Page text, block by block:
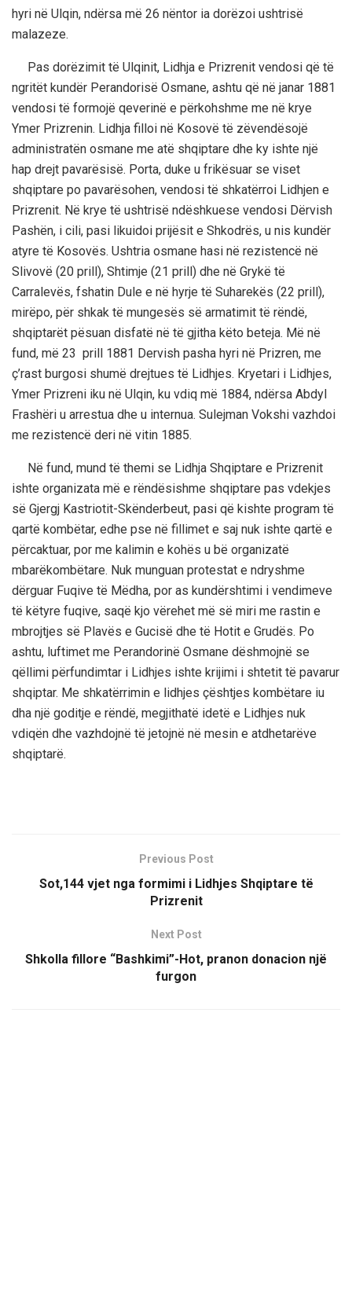
hyri në Ulqin, ndërsa më 26 nëntor ia dorëzoi ushtrisë
malazeze.
Pas dorëzimit të Ulqinit, Lidhja e Prizrenit vendosi që të
ngritët kundër Perandorisë Osmane, ashtu që në janar 1881
vendosi të formojë qeverinë e përkohshme me në krye
Ymer Prizrenin. Lidhja filloi në Kosovë të zëvendësojë
administratën osmane me atë shqiptare dhe ky ishte një
hap drejt pavarësisë. Porta, duke u frikësuar se viset
shqiptare po pavarësohen, vendosi të shkatërroi Lidhjen e
Prizrenit. Në krye të ushtrisë ndëshkuese vendosi Dërvish
Pashën, i cili, pasi likuidoi prijësit e Shkodrës, u nis kundër
atyre të Kosovës. Ushtria osmane hasi në rezistencë në
Slivovë (20 prill), Shtimje (21 prill) dhe në Grykë të
Carralevës, fshatin Dule e në hyrje të Suharekës (22 prill),
mirëpo, për shkak të mungesës së armatimit të rëndë,
shqiptarët pësuan disfatë në të gjitha këto beteja. Më në
fund, më 23 prill 1881 Dervish pasha hyri në Prizren, me
ç’rast burgosi shumë drejtues të Lidhjes. Kryetari i Lidhjes,
Ymer Prizreni iku në Ulqin, ku vdiq më 1884, ndërsa Abdyl
Frashëri u arrestua dhe u internua. Sulejman Vokshi vazhdoi
me rezistencë deri në vitin 1885.
Në fund, mund të themi se Lidhja Shqiptare e Prizrenit
ishte organizata më e rëndësishme shqiptare pas vdekjes
së Gjergj Kastriotit-Skënderbeut, pasi që kishte program të
qartë kombëtar, edhe pse në fillimet e saj nuk ishte qartë e
përcaktuar, por me kalimin e kohës u bë organizatë
mbarëkombëtare. Nuk munguan protestat e ndryshme
dërguar Fuqive të Mëdha, por as kundërshtimi i vendimeve
të këtyre fuqive, saqë kjo vërehet më së miri me rastin e
mbrojtjes së Plavës e Gucisë dhe të Hotit e Grudës. Po
ashtu, luftimet me Perandorinë Osmane dëshmojnë se
qëllimi përfundimtar i Lidhjes ishte krijimi i shtetit të pavarur
shqiptar. Me shkatërrimin e lidhjes çështjes kombëtare iu
dha një goditje e rëndë, megjithatë idetë e Lidhjes nuk
vdiqën dhe vazhdojnë të jetojnë në mesin e atdhetarëve
shqiptarë.
Previous Post
Sot,144 vjet nga formimi i Lidhjes Shqiptare të
Prizrenit
Next Post
Shkolla fillore “Bashkimi”-Hot, pranon donacion një
furgon